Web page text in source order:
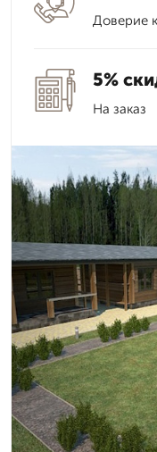
Доверие
5%
На заказ